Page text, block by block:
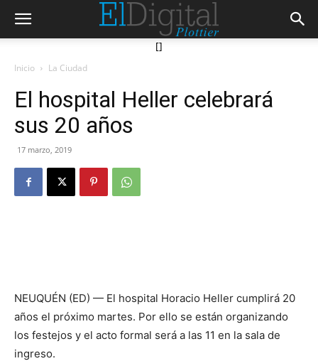
[]
Inicio La Ciudad
El hospital Heller celebrará
sus 20 años
17 marzo, 2019
NEUQUÉN (ED) — El hospital Horacio Heller cumplirá 20
años el próximo martes. Por ello se están organizando
los festejos y el acto formal será a las 11 en la sala de
ingreso.